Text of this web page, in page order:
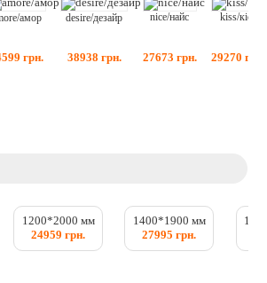
амор
грн.
desire/дезайр
38938 грн.
nice/найс
27673 грн.
kiss/кісс
29270 грн.
1200*2000 мм
24959 грн.
1400*1900 мм
27995 грн.